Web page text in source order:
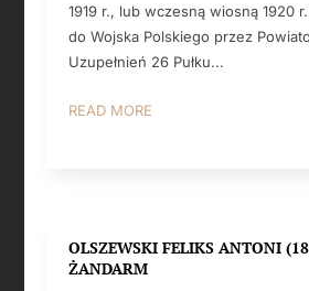
1919 r., lub wczesną wiosną 1920
do Wojska Polskiego przez
Uzupełnień 26 Pułku...
READ MORE
OLSZEWSKI FELIKS ANTONI
ŻANDARM